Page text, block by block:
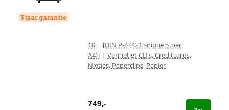
3 jaar garantie
10 | [DIN P-4 (421 snippers per
A4)] | Vernietigt CD's, Creditcards,
Nietjes, Paperclips, Papier
749,-